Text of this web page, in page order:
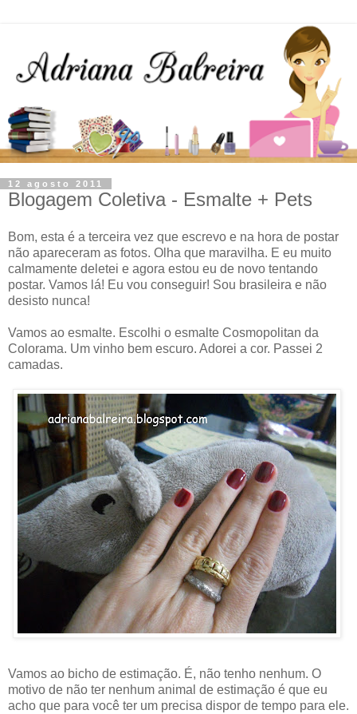
12 agosto 2011
Blogagem Coletiva - Esmalte + Pets
Bom, esta é a terceira vez que escrevo e na hora de postar
não apareceram as fotos. Olha que maravilha. E eu muito
calmamente deletei e agora estou eu de novo tentando
postar. Vamos lá! Eu vou conseguir! Sou brasileira e não
desisto nunca!
Vamos ao esmalte. Escolhi o esmalte Cosmopolitan da
Colorama. Um vinho bem escuro. Adorei a cor. Passei 2
camadas.
Vamos ao bicho de estimação. É, não tenho nenhum. O
motivo de não ter nenhum animal de estimação é que eu
acho que para você ter um precisa dispor de tempo para ele.